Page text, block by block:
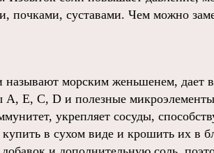
почками, суставами. Чем можно
морским женьшенем, дает в
А, Е, С, D и полезные
укрепляет сосуды,
в сухом виде и крошить их в